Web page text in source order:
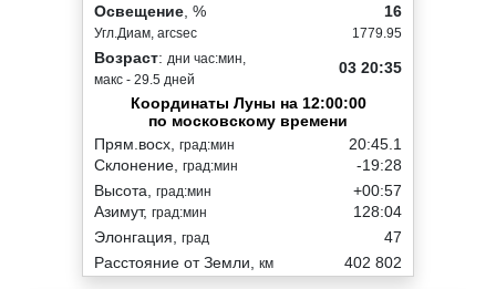
Освещение , %
Угл.Диам, arcsec
16
1779.95
Возраст: дни час:мин,
макс - 29.5 дней
03 20:35
Координаты Луны на 12:00:00
по московскому времени
Прям.восх, град:мин
Склонение, град:мин
20:45.1
-19:28
Высота, град:мин
Азимут, град:мин
+00:57
128:04
Элонгация, град
47
Расстояние от Земли, км 402 802